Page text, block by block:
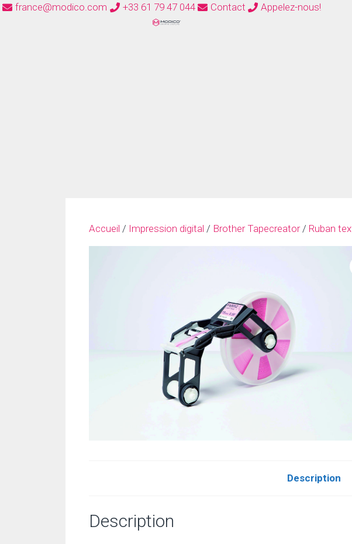
france@modico.com +33 61 79 47 044 Contact
Appelez-nous!
Accueil / Impression digital / Brother Tapecreator/ Ruban
Description
Description